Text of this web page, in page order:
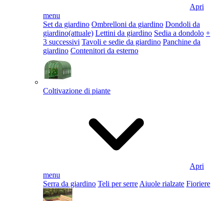
Apri
menu
Set da giardino Ombrelloni da giardino Dondoli da
giardino(attuale) Lettini da giardino Sedia a dondolo +
3 successivi Tavoli e sedie da giardino Panchine da
giardino Contenitori da esterno
Coltivazione di piante
Apri
menu
Serra da giardino Teli per serre Aiuole rialzate Fioriere